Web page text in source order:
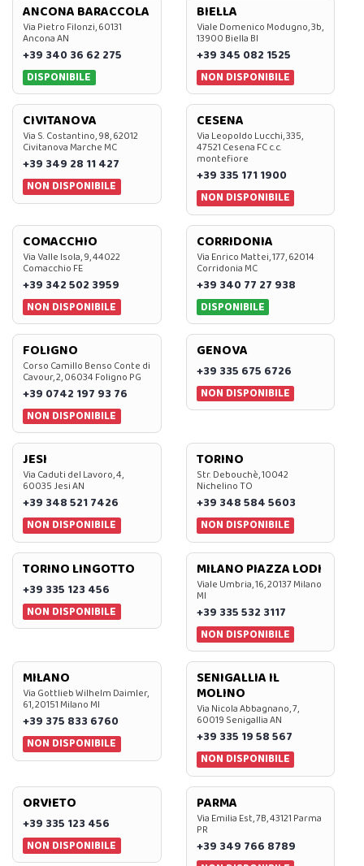
ANCONA BARACCOLA
Via Pietro Filonzi, 60131
Ancona AN
+39 340 36 62 275
DISPONIBILE
BIELLA
Viale Domenico Modugno, 3b,
13900 Biella BI
+39 345 082 1525
NON DISPONIBILE
CIVITANOVA
Via S. Costantino, 98, 62012
Civitanova Marche MC
+39 349 28 11 427
NON DISPONIBILE
CESENA
Via Leopoldo Lucchi, 335,
47521 Cesena FC c.c.
montefiore
+39 335 171 1900
NON DISPONIBILE
COMACCHIO
Via Valle Isola, 9, 44022
Comacchio FE
+39 342 502 3959
NON DISPONIBILE
CORRIDONIA
Via Enrico Mattei, 177, 62014
Corridonia MC
+39 340 77 27 938
DISPONIBILE
FOLIGNO
Corso Camillo Benso Conte di
Cavour, 2, 06034 Foligno PG
+39 0742 197 93 76
NON DISPONIBILE
GENOVA
+39 335 675 6726
NON DISPONIBILE
JESI
Via Caduti del Lavoro, 4,
60035 Jesi AN
+39 348 521 7426
NON DISPONIBILE
TORINO
Str. Debouchè, 10042
Nichelino TO
+39 348 584 5603
NON DISPONIBILE
TORINO LINGOTTO
+39 335 123 456
NON DISPONIBILE
MILANO PIAZZA LODI
Viale Umbria, 16, 20137 Milano
MI
+39 335 532 3117
NON DISPONIBILE
MILANO
Via Gottlieb Wilhelm Daimler,
61, 20151 Milano MI
+39 375 833 6760
NON DISPONIBILE
SENIGALLIA IL
MOLINO
Via Nicola Abbagnano, 7,
60019 Senigallia AN
+39 335 19 58 567
NON DISPONIBILE
ORVIETO
+39 335 123 456
NON DISPONIBILE
PARMA
Via Emilia Est, 7B, 43121 Parma
PR
+39 349 766 8789